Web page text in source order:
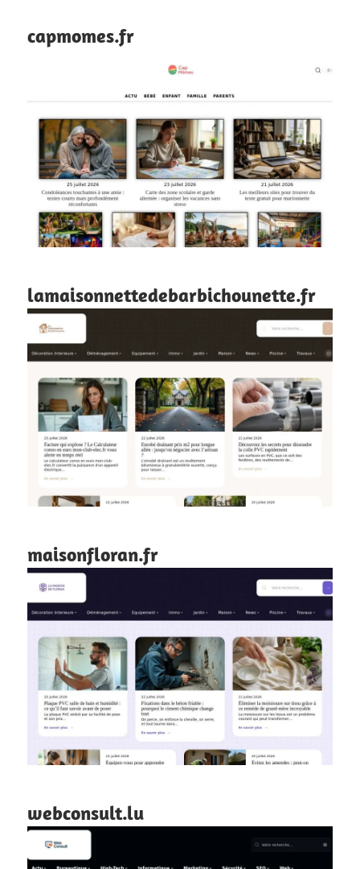
capmomes.fr
lamaisonnettedebarbichounette.fr
maisonfloran.fr
webconsult.lu